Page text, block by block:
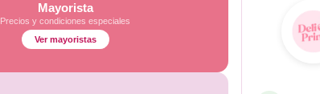
Mayorista
Precios y condiciones especiales
Ver mayoristas